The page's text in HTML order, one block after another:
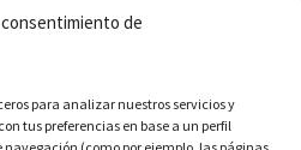
de
para analizar nuestros servicios y
tus preferencias en base a un perfil